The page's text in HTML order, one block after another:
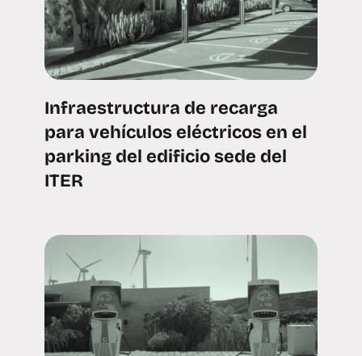
Infraestructura de recarga
para vehículos eléctricos en el
parking del edificio sede del
ITER